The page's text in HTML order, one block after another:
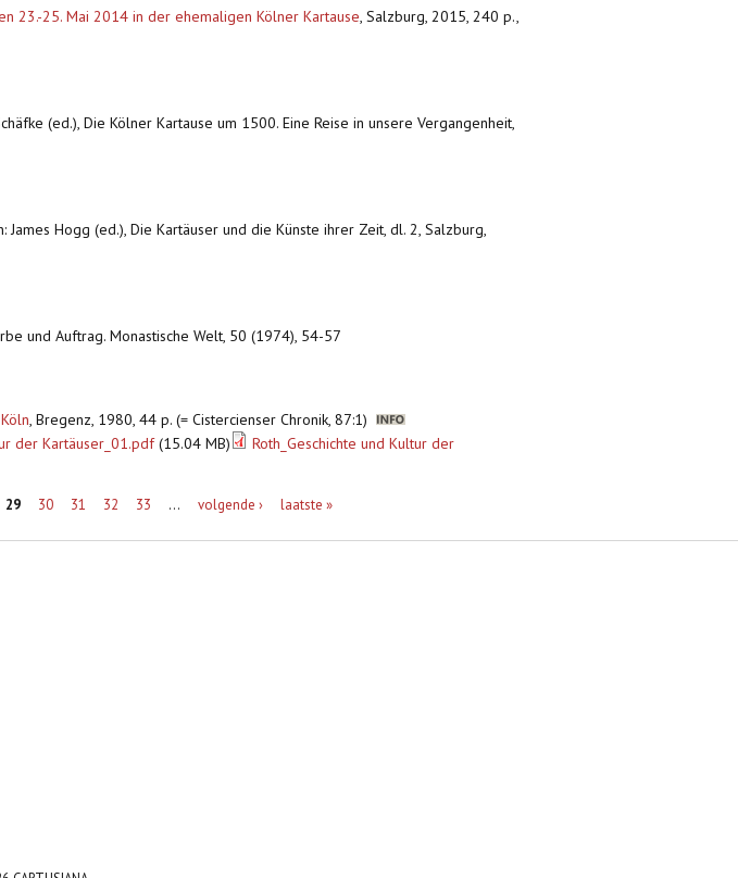
23.-25. Mai 2014 in der ehemaligen Kölner Kartause, Salzburg, 2015, 240 p.,
(ed.), Die Kölner Kartause um 1500. Eine Reise in unsere Vergangenheit,
James Hogg (ed.), Die Kartäuser und die Künste ihrer Zeit, dl. 2, Salzburg,
und Auftrag. Monastische Welt, 50 (1974), 54-57
, Bregenz, 1980, 44 p. (= Cistercienser Chronik, 87:1)
der Kartäuser_01.pdf(15.04 MB)
Roth_Geschichte und Kultur der
29 30 31 32 33 … volgende › laatste »